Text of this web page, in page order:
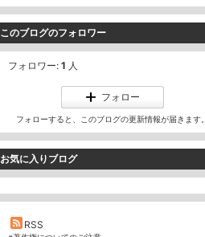
このブログのフォロワー
フォロワー: 1 人
フォロー
フォローすると、このブログの更新情報が届きます。
お気に入りブログ
RSS